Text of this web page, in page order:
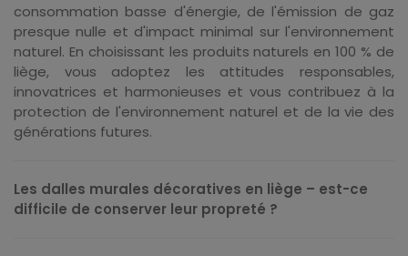
consommation basse d'énergie, de l'émission de gaz
presque nulle et d'impact minimal sur l'environnement
naturel. En choisissant les produits naturels en 100 % de
liège, vous adoptez les attitudes responsables,
innovatrices et harmonieuses et vous contribuez à la
protection de l'environnement naturel et de la vie des
générations futures.
Les dalles murales décoratives en liège – est-ce
difficile de conserver leur propreté ?